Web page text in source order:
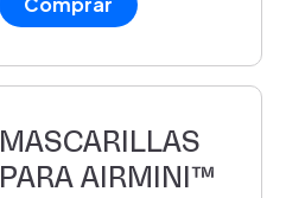
MASCARILLAS
PARA AIRMINI™